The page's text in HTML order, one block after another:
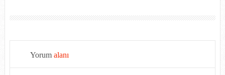
Yorum alanı